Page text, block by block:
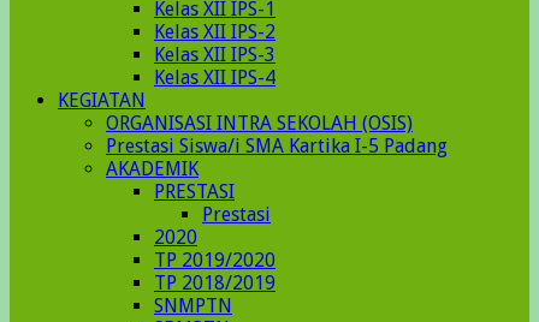
Kelas XII IPS-1
Kelas XII IPS-2
Kelas XII IPS-3
Kelas XII IPS-4
KEGIATAN
ORGANISASI INTRA SEKOLAH (OSIS)
Prestasi Siswa/i SMA Kartika I-5 Padang
AKADEMIK
PRESTASI
Prestasi
2020
TP 2019/2020
TP 2018/2019
SNMPTN